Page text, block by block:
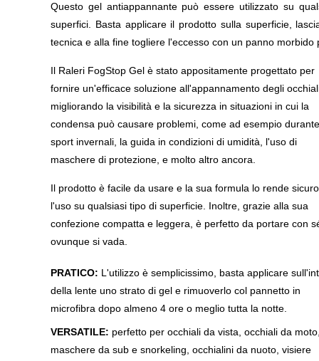
Questo gel antiappannante può essere utilizzato su
superfici. Basta applicare il prodotto sulla superficie,
tecnica e alla fine togliere l'eccesso con un panno
Il Raleri FogStop Gel è stato appositamente progettato per
fornire un'efficace soluzione all'appannamento degli
migliorando la visibilità e la sicurezza in situazioni in cui la
condensa può causare problemi, come ad esempio
sport invernali, la guida in condizioni di umidità, l'uso di
maschere di protezione, e molto altro ancora.
Il prodotto è facile da usare e la sua formula lo rende
l'uso su qualsiasi tipo di superficie. Inoltre, grazie alla sua
confezione compatta e leggera, è perfetto da portare con
ovunque si vada.
PRATICO: L'utilizzo è semplicissimo, basta applicare
della lente uno strato di gel e rimuoverlo col pannetto in
microfibra dopo almeno 4 ore o meglio tutta la notte.
VERSATILE: perfetto per occhiali da vista, occhiali da
maschere da sub e snorkeling, occhialini da nuoto, visiere